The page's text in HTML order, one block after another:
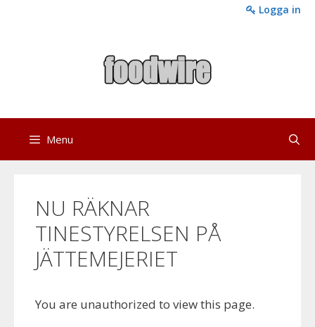
Logga in
Menu
NU RÄKNAR
TINESTYRELSEN PÅ
JÄTTEMEJERIET
You are unauthorized to view this page.